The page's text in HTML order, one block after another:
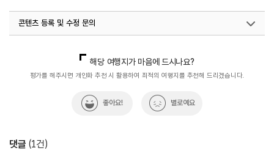
콘텐츠 등록 및 수정 문의
해당 여행지가 마음에 드시나요?
평가를 해주시면 개인화 추천 시 활용하여 최적의 여행지를 추천해 드리겠습니다.
좋아요! 별로예요
댓글 (1건)